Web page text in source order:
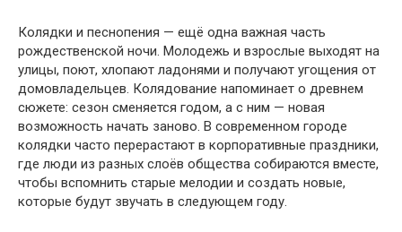
Колядки и песнопения — ещё одна важная часть
рождественской ночи. Молодежь и взрослые выходят на
улицы, поют, хлопают ладонями и получают угощения от
домовладельцев. Колядование напоминает о древнем
сюжете: сезон сменяется годом, а с ним — новая
возможность начать заново. В современном городе
колядки часто перерастают в корпоративные праздники,
где люди из разных слоёв общества собираются вместе,
чтобы вспомнить старые мелодии и создать новые,
которые будут звучать в следующем году.